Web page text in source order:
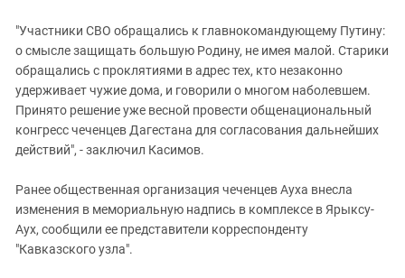
"Участники СВО обращались к главнокомандующему Путину:
о смысле защищать большую Родину, не имея малой. Старики
обращались с проклятиями в адрес тех, кто незаконно
удерживает чужие дома, и говорили о многом наболевшем.
Принято решение уже весной провести общенациональный
конгресс чеченцев Дагестана для согласования дальнейших
действий", - заключил Касимов.
Ранее общественная организация чеченцев Ауха внесла
изменения в мемориальную надпись в комплексе в Ярыксу-
Аух, сообщили ее представители корреспонденту
"Кавказского узла".